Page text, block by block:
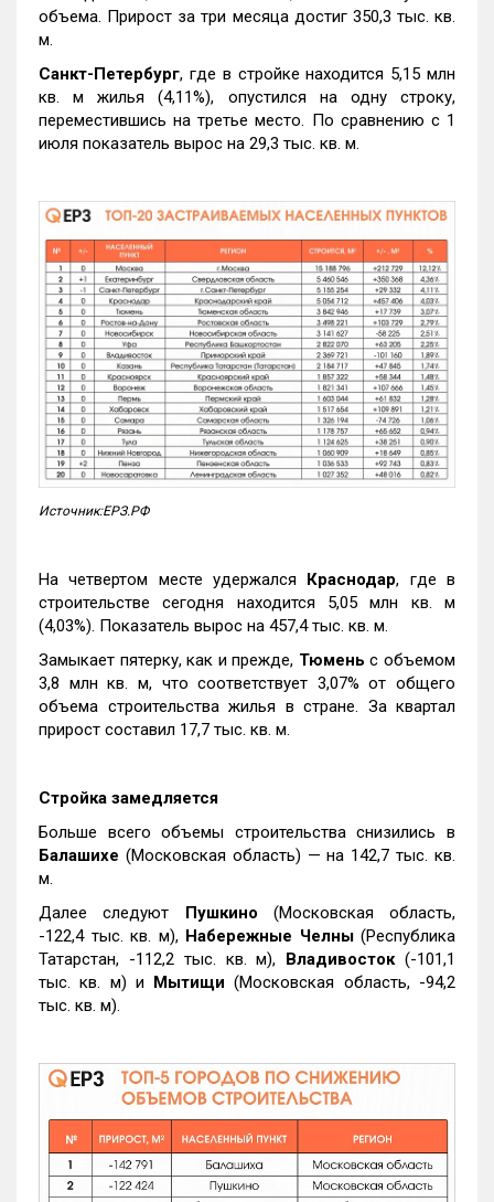
объема. Прирост за три месяца достиг 350,3 тыс. кв.
м.
Санкт-Петербург, где в стройке находится 5,15 млн
кв. м жилья (4,11%), опустился на одну строку,
переместившись на третье место. По сравнению с 1
июля показатель вырос на 29,3 тыс. кв. м.
Источник:ЕРЗ.РФ
На четвертом месте удержался Краснодар, где в
строительстве сегодня находится 5,05 млн кв. м
(4,03%). Показатель вырос на 457,4 тыс. кв. м.
Замыкает пятерку, как и прежде, Тюмень с объемом
3,8 млн кв. м, что соответствует 3,07% от общего
объема строительства жилья в стране. За квартал
прирост составил 17,7 тыс. кв. м.
Стройка замедляется
Больше всего объемы строительства снизились в
Балашихе (Московская область) — на 142,7 тыс. кв.
м.
Далее следуют Пушкино (Московская область,
-122,4 тыс. кв. м), Набережные Челны(Республика
Татарстан, -112,2 тыс. кв. м), Владивосток(-101,1
тыс. кв. м) и Мытищи (Московская область, -94,2
тыс. кв. м).